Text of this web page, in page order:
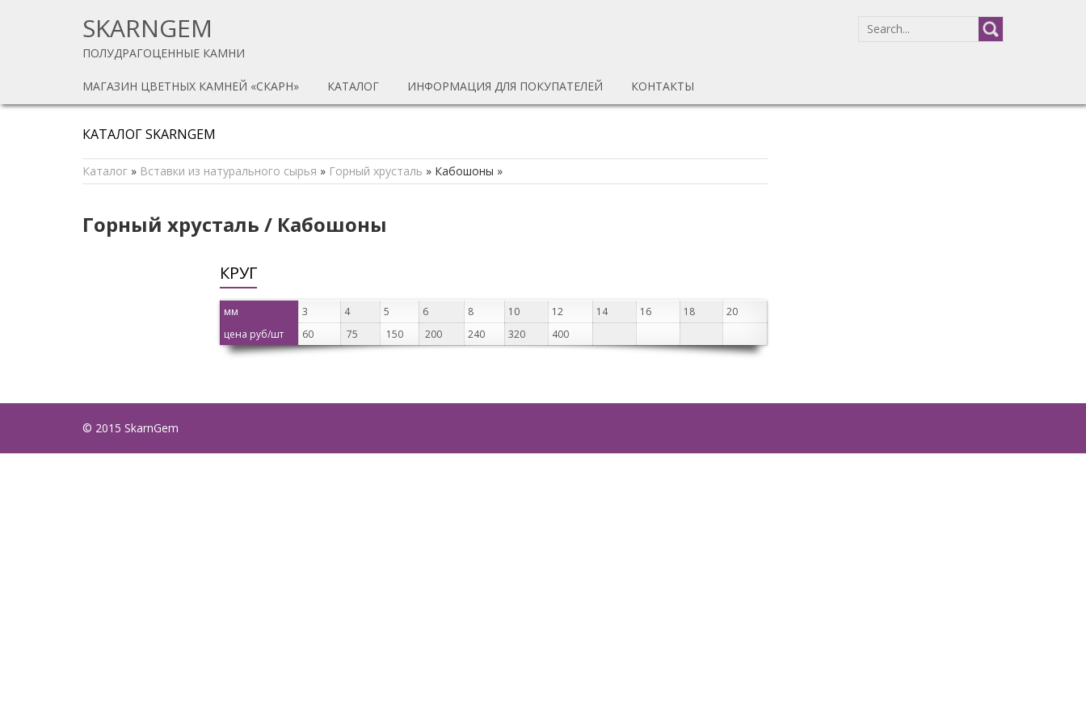
SKARNGEM
ПОЛУДРАГОЦЕННЫЕ КАМНИ
SEARCH
МАГАЗИН ЦВЕТНЫХ КАМНЕЙ «СКАРН» КАТАЛОГ ИНФОРМАЦИЯ ДЛЯ ПОКУПАТЕЛЕЙ КОНТАКТЫ
КАТАЛОГ SKARNGEM
Каталог » Вставки из натурального сырья » Горный хрусталь » Кабошоны »
Горный хрусталь / Кабошоны
КРУГ
мм 3 4 5 6 8 10 12 14 16 18
20
цена руб/шт
60 75 150 200 240 320 400
© 2015 SkarnGem